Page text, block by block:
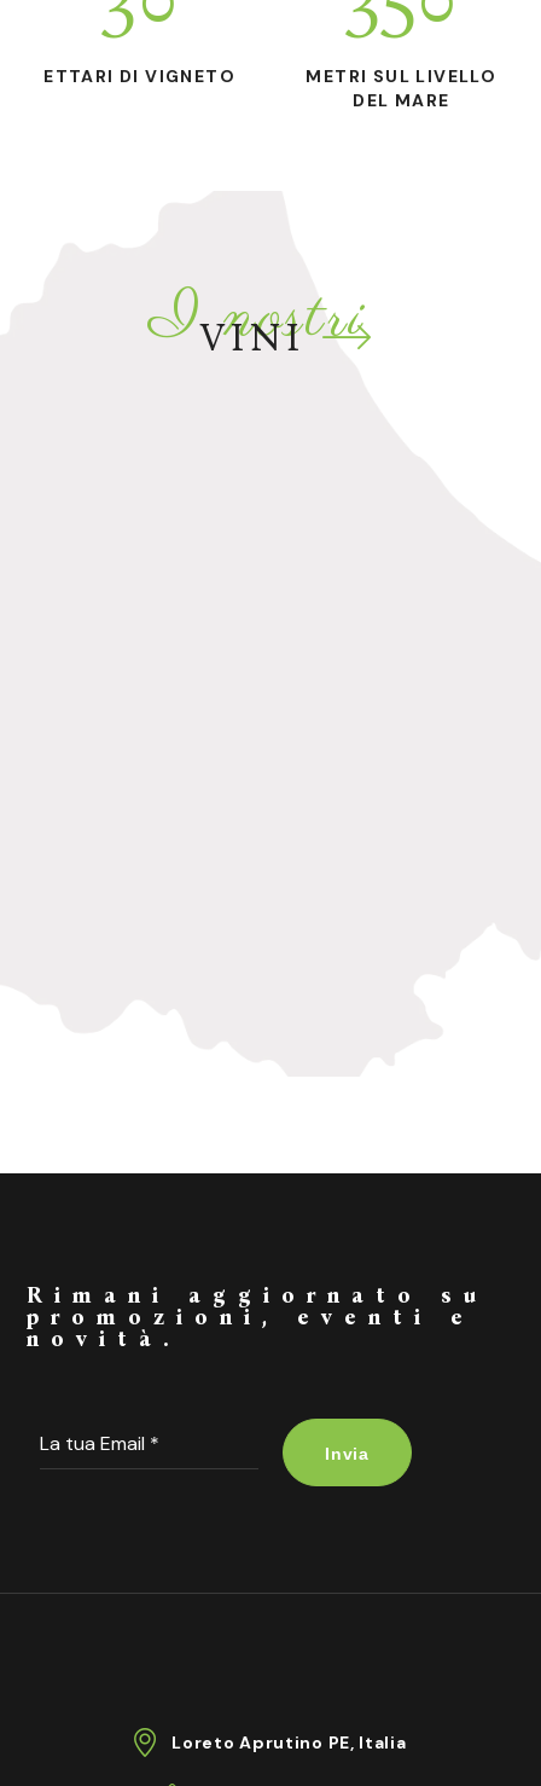
ETTARI DI VIGNETO
METRI SUL LIVELLO
DEL MARE
I nostri
VINI
Rimani aggiornato su
promozioni, eventi e
novità.
Loreto Aprutino PE, Italia